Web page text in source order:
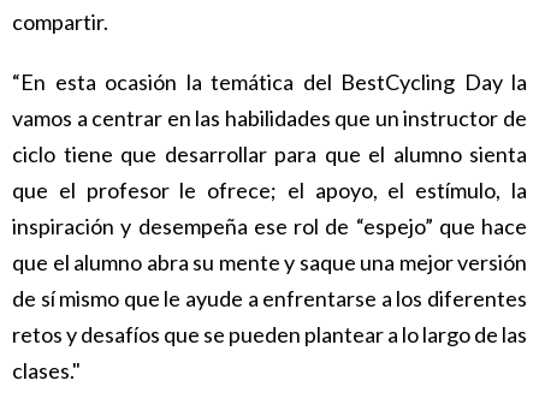
compartir.
“En esta ocasión la temática del BestCycling Day la
vamos a centrar en las habilidades que un instructor de
ciclo tiene que desarrollar para que el alumno sienta
que el profesor le ofrece; el apoyo, el estímulo, la
inspiración y desempeña ese rol de “espejo” que hace
que el alumno abra su mente y saque una mejor versión
de sí mismo que le ayude a enfrentarse a los diferentes
retos y desafíos que se pueden plantear a lo largo de las
clases."